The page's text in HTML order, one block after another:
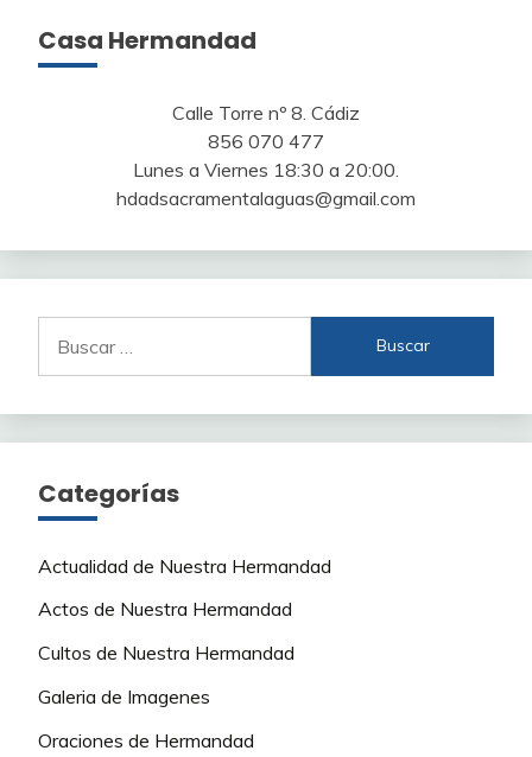
Casa Hermandad
Calle Torre nº 8. Cádiz
856 070 477
Lunes a Viernes 18:30 a 20:00.
hdadsacramentalaguas@gmail.com
Categorías
Actualidad de Nuestra Hermandad
Actos de Nuestra Hermandad
Cultos de Nuestra Hermandad
Galeria de Imagenes
Oraciones de Hermandad